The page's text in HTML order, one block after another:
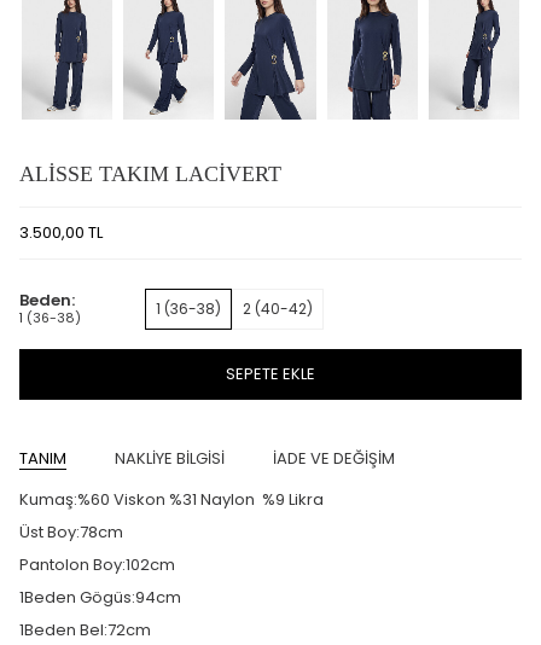
ALİSSE TAKIM LACİVERT
3.500,00 TL
Beden:
1 (36-38) 1 (36-38) 2 (40-42)
SEPETE EKLE
TANIM NAKLİYE BİLGİSİ
İADE VE DEĞİŞİM
Kumaş:%60 Viskon %31 Naylon %9 Likra
Üst Boy:78cm
Pantolon Boy:102cm
1Beden Gögüs:94cm
1Beden Bel:72cm